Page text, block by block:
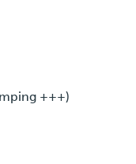
+++)